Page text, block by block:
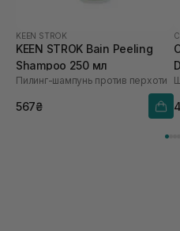
KEEN STROK
KEEN STROK Bain Peeling
Shampoo 250 мл
Пилинг-шампунь против перхоти
567₴